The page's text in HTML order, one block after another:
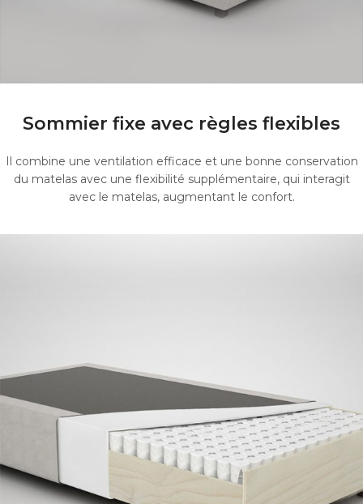
Sommier fixe avec règles flexibles
Il combine une ventilation efficace et une bonne conservation
du matelas avec une flexibilité supplémentaire, qui interagit
avec le matelas, augmentant le confort.